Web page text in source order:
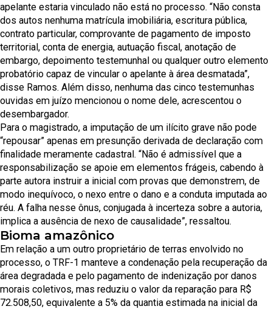
apelante estaria vinculado não está no processo. “Não consta
dos autos nenhuma matrícula imobiliária, escritura pública,
contrato particular, comprovante de pagamento de imposto
territorial, conta de energia, autuação fiscal, anotação de
embargo, depoimento testemunhal ou qualquer outro elemento
probatório capaz de vincular o apelante à área desmatada”,
disse Ramos. Além disso, nenhuma das cinco testemunhas
ouvidas em juízo mencionou o nome dele, acrescentou o
desembargador.
Para o magistrado, a imputação de um ilícito grave não pode
“repousar” apenas em presunção derivada de declaração com
finalidade meramente cadastral. “Não é admissível que a
responsabilização se apoie em elementos frágeis, cabendo à
parte autora instruir a inicial com provas que demonstrem, de
modo inequívoco, o nexo entre o dano e a conduta imputada ao
réu. A falha nesse ônus, conjugada à incerteza sobre a autoria,
implica a ausência de nexo de causalidade”, ressaltou.
Bioma amazônico
Em relação a um outro proprietário de terras envolvido no
processo, o TRF-1 manteve a condenação pela recuperação da
área degradada e pelo pagamento de indenização por danos
morais coletivos, mas reduziu o valor da reparação para R$
72.508,50, equivalente a 5% da quantia estimada na inicial da